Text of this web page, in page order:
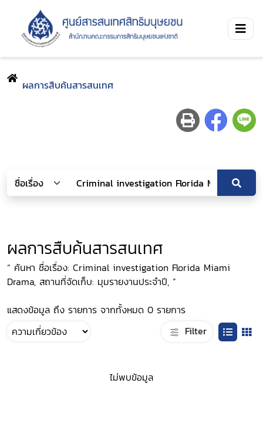
ผลการสืบค้นสารสนเทศ
ผลการสืบค้นสารสนเทศ
“ ค้นหา ชื่อเรื่อง: Criminal investigation Florida Miami
Drama, สถานที่จัดเก็บ: มุมรายงานประจำปี, ”
แสดงข้อมูล ถึง รายการ จากทั้งหมด 0 รายการ
Filter
ไม่พบข้อมูล